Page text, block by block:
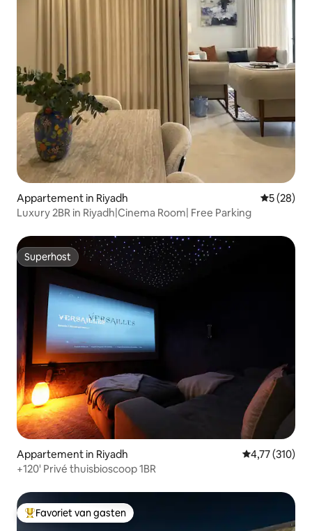
Appartement in Riyadh
5 (28)
Luxury 2BR in Riyadh|Cinema Room| Free Parking
Superhost
Superhost
Appartement in Riyadh Gemiddelde
4,77 (310)
+120' Privé thuisbioscoop 1BR
Topfavoriet van gasten
Favoriet van gasten